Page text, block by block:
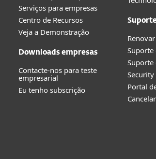
Serviços para empresas
Centro de Recursos
Veja a Demonstração
Downloads empresas
Contacte-nos para teste
empresarial
Eu tenho subscrição
Renovar
Suporte
Suporte
Portal